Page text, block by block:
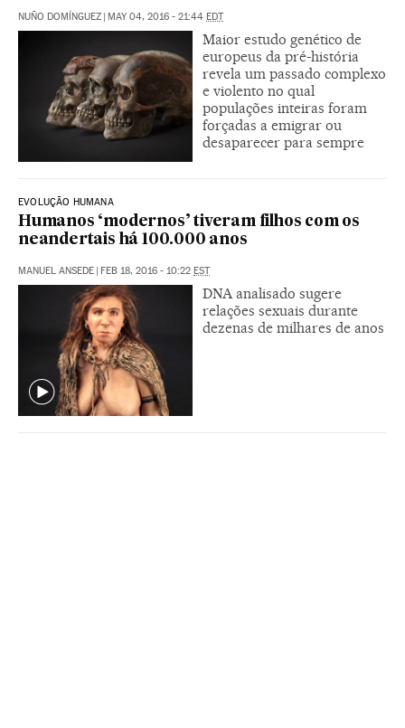
NUÑO DOMÍNGUEZ | MAY 04, 2016 - 21:44 EDT
Maior estudo genético de
europeus da pré-história
revela um passado complexo
e violento no qual
populações inteiras foram
forçadas a emigrar ou
desaparecer para sempre
EVOLUÇÃO HUMANA
Humanos ‘modernos’ tiveram filhos com os
neandertais há 100.000 anos
MANUEL ANSEDE | FEB 18, 2016 - 10:22 EST
DNA analisado sugere
relações sexuais durante
dezenas de milhares de anos